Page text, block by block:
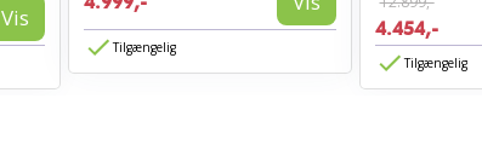
Vis
Tilgængelig
4.454,-
Tilgængelig